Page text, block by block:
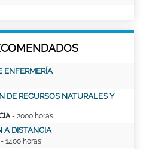
ENFERMERÍA
DE RECURSOS NATURALES Y
- 2000 horas
A DISTANCIA
- 1400 horas